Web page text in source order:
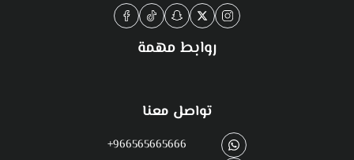
روابط مهمة
تواصل معنا
+966565665666